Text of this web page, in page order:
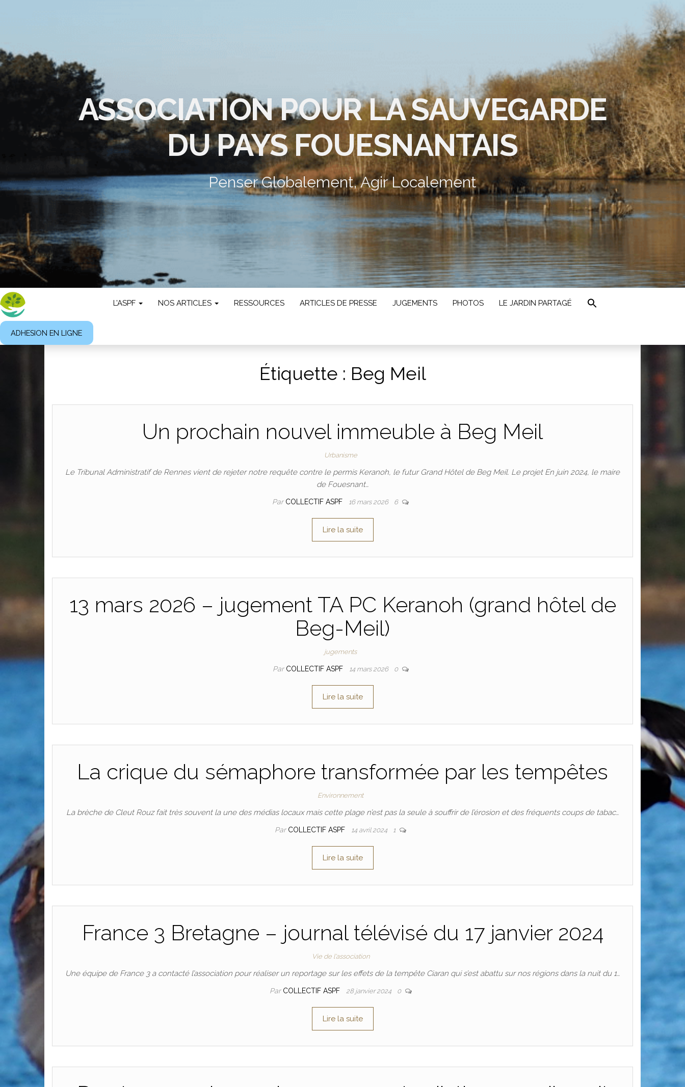
ASSOCIATION POUR LA SAUVEGARDE
DU PAYS FOUESNANTAIS
Penser Globalement, Agir Localement
L’ASPF NOS ARTICLES RESSOURCES ARTICLES DE PRESSE JUGEMENTS PHOTOS LE JARDIN PARTAGÉ
ADHESION EN LIGNE
Étiquette : Beg Meil
Un prochain nouvel immeuble à Beg Meil
Urbanisme
Le Tribunal Administratif de Rennes vient de rejeter notre requête contre le permis Keranoh, le futur Grand Hôtel de Beg Meil. Le projet En juin 2024, le maire
de Fouesnant…
Par COLLECTIF ASPF 16 mars 2026 6
Lire la suite
13 mars 2026 – jugement TA PC Keranoh (grand hôtel de
Beg-Meil)
jugements
Par COLLECTIF ASPF 14 mars 2026 0
Lire la suite
La crique du sémaphore transformée par les tempêtes
Environnement
La brèche de Cleut Rouz fait très souvent la une des médias locaux mais cette plage n’est pas la seule à souffrir de l’érosion et des fréquents coups de tabac…
Par COLLECTIF ASPF 14 avril 2024 1
Lire la suite
France 3 Bretagne – journal télévisé du 17 janvier 2024
Vie de l'association
Une équipe de France 3 a contacté l’association pour réaliser un reportage sur les effets de la tempête Ciaran qui s’est abattu sur nos régions dans la nuit du 1…
Par COLLECTIF ASPF 28 janvier 2024 0
Lire la suite